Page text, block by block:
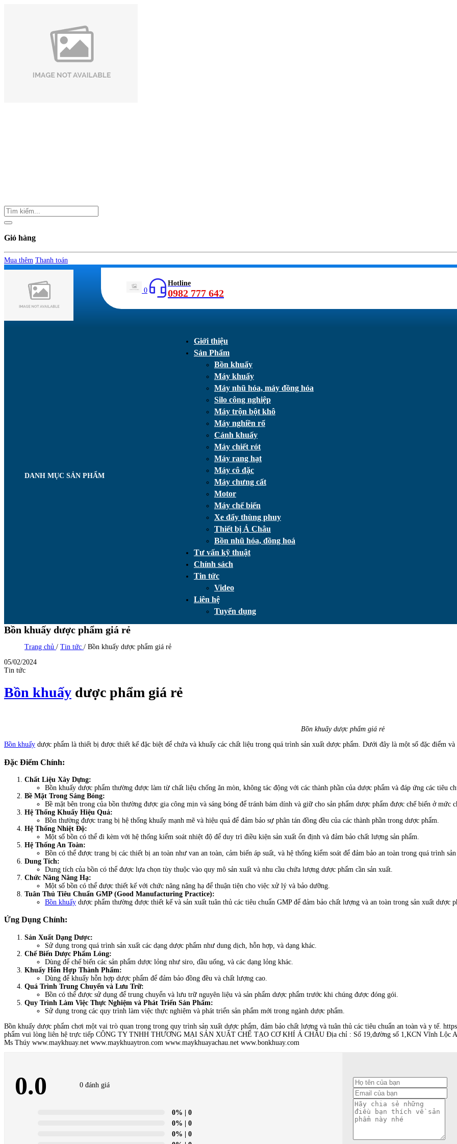
Giỏ hàng
Mua thêm Thanh toán
0
Hotline
0982 777 642
DANH MỤC SẢN PHẨM
Giới thiệu
Sản Phẩm
Bồn khuấy
Máy khuấy
Máy nhũ hóa, máy đồng hóa
Silo công nghiệp
Máy trộn bột khô
Máy nghiền rổ
Cánh khuấy
Máy chiết rót
Máy rang hạt
Máy cô đặc
Máy chưng cất
Motor
Máy chế biến
Xe đẩy thùng phuy
Thiết bị Á Châu
Bồn nhũ hóa, đồng hoá
Tư vấn kỹ thuật
Chính sách
Tin tức
Video
Liên hệ
Tuyển dụng
Bồn khuấy dược phẩm giá rẻ
Trang chủ / Tin tức / Bồn khuấy dược phẩm giá rẻ
05/02/2024
Tin tức
Bồn khuấy dược phẩm giá rẻ
Bồn khuấy dược phẩm giá rẻ
Bồn khuấy dược phẩm là thiết bị được thiết kế đặc biệt để chứa và khuấy các chất liệu trong quá trình sản xuất dược phẩm. Dưới đây là một số đặc điểm
Đặc Điểm Chính:
Chất Liệu Xây Dựng:
Bồn khuấy dược phẩm thường được làm từ chất liệu chống ăn mòn, không tác động với các thành phần của dược phẩm và đáp ứng các tiêu
Bề Mặt Trong Sáng Bóng:
Bề mặt bên trong của bồn thường được gia công mịn và sáng bóng để tránh bám dính và giữ cho sản phẩm dược phẩm được chế biến ở mức
Hệ Thống Khuấy Hiệu Quả:
Bồn thường được trang bị hệ thống khuấy mạnh mẽ và hiệu quả để đảm bảo sự phân tán đồng đều của các thành phần trong dược phẩm.
Hệ Thống Nhiệt Độ:
Một số bồn có thể đi kèm với hệ thống kiểm soát nhiệt độ để duy trì điều kiện sản xuất ổn định và đảm bảo chất lượng sản phẩm.
Hệ Thống An Toàn:
Bồn có thể được trang bị các thiết bị an toàn như van an toàn, cảm biến áp suất, và hệ thống kiểm soát để đảm bảo an toàn trong quá trình
Dung Tích:
Dung tích của bồn có thể được lựa chọn tùy thuộc vào quy mô sản xuất và nhu cầu chứa lượng dược phẩm cần sản xuất.
Chức Năng Nâng Hạ:
Một số bồn có thể được thiết kế với chức năng nâng hạ để thuận tiện cho việc xử lý và bảo dưỡng.
Tuân Thủ Tiêu Chuẩn GMP (Good Manufacturing Practice):
Bồn khuấy dược phẩm thường được thiết kế và sản xuất tuân thủ các tiêu chuẩn GMP để đảm bảo chất lượng và an toàn trong sản xuất dược
Ứng Dụng Chính:
Sản Xuất Dạng Dược:
Sử dụng trong quá trình sản xuất các dạng dược phẩm như dung dịch, hỗn hợp, và dạng khác.
Chế Biến Dược Phẩm Lỏng:
Dùng để chế biến các sản phẩm dược lỏng như siro, dầu uống, và các dạng lỏng khác.
Khuấy Hỗn Hợp Thành Phẩm:
Dùng để khuấy hỗn hợp dược phẩm để đảm bảo đồng đều và chất lượng cao.
Quá Trình Trung Chuyển và Lưu Trữ:
Bồn có thể được sử dụng để trung chuyển và lưu trữ nguyên liệu và sản phẩm dược phẩm trước khi chúng được đóng gói.
Quy Trình Làm Việc Thực Nghiệm và Phát Triển Sản Phẩm:
Sử dụng trong các quy trình làm việc thực nghiệm và phát triển sản phẩm mới trong ngành dược phẩm.
Bồn khuấy dược phẩm chơi một vai trò quan trọng trong quy trình sản xuất dược phẩm, đảm bảo chất lượng và tuân thủ các tiêu chuẩn an toàn và y tế.
phẩm vui lòng liên hệ trực tiếp CÔNG TY TNHH THƯƠNG MẠI SẢN XUẤT CHẾ TẠO CƠ KHÍ Á CHÂU Địa chỉ : Số 19,đường số 1,KCN Vĩnh Lộc
Ms Thúy www.maykhuay.net www.maykhuaytron.com www.maykhuayachau.net www.bonkhuay.com
0.0 0 đánh giá
0% | 0
0% | 0
0% | 0